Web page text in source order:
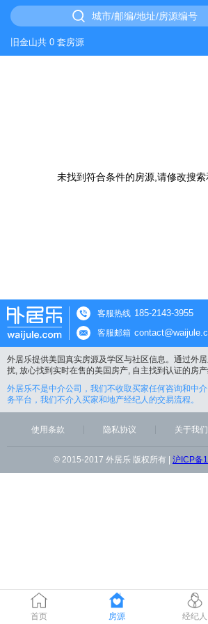
未找到符合条件的房源,请修改搜
客服热线 185-2143-3955
客服邮箱
外居乐提供美国真实房源及学区与社区信息。通过外
扰, 放心找到实时在售的美国房产, 自主找到认证的房产
外居乐不是中介公司，我们不收取买家任何咨询和中
务平台，我们不介入买家和地产经纪人的交易流程。
使用条款 隐私协议 关于我们
© 2015-2017 外居乐 版权所有 | 沪ICP备
城市/邮编/地址/房源编号
旧金山共 0 套房源
首页 房源 经纪人